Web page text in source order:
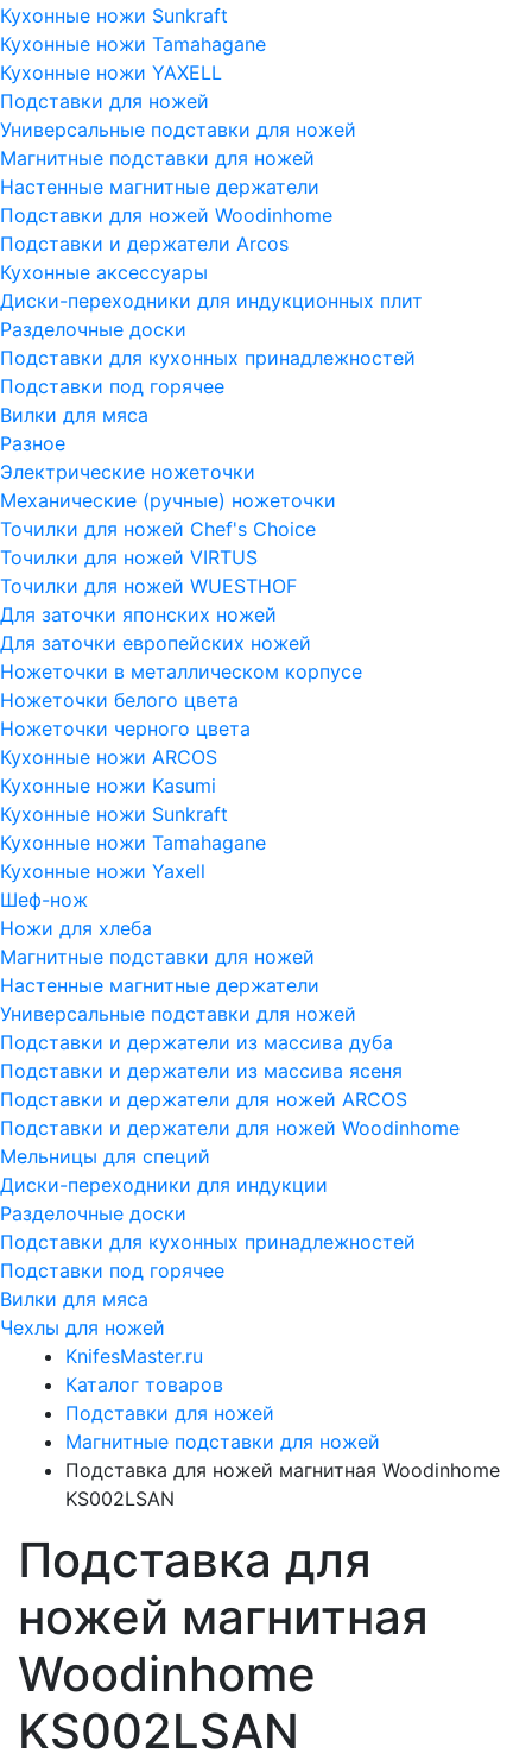
Кухонные ножи Sunkraft
Кухонные ножи Tamahagane
Кухонные ножи YAXELL
Подставки для ножей
Универсальные подставки для ножей
Магнитные подставки для ножей
Настенные магнитные держатели
Подставки для ножей Woodinhome
Подставки и держатели Arcos
Кухонные аксессуары
Диски-переходники для индукционных плит
Разделочные доски
Подставки для кухонных принадлежностей
Подставки под горячее
Вилки для мяса
Разное
Электрические ножеточки
Механические (ручные) ножеточки
Точилки для ножей Chef's Choice
Точилки для ножей VIRTUS
Точилки для ножей WUESTHOF
Для заточки японских ножей
Для заточки европейских ножей
Ножеточки в металлическом корпусе
Ножеточки белого цвета
Ножеточки черного цвета
Кухонные ножи ARCOS
Кухонные ножи Kasumi
Кухонные ножи Sunkraft
Кухонные ножи Tamahagane
Кухонные ножи Yaxell
Шеф-нож
Ножи для хлеба
Магнитные подставки для ножей
Настенные магнитные держатели
Универсальные подставки для ножей
Подставки и держатели из массива дуба
Подставки и держатели из массива ясеня
Подставки и держатели для ножей ARCOS
Подставки и держатели для ножей Woodinhome
Мельницы для специй
Диски-переходники для индукции
Разделочные доски
Подставки для кухонных принадлежностей
Подставки под горячее
Вилки для мяса
Чехлы для ножей
KnifesMaster.ru
Каталог товаров
Подставки для ножей
Магнитные подставки для ножей
Подставка для ножей магнитная Woodinhome
KS002LSAN
Подставка для
ножей магнитная
Woodinhome
KS002LSAN